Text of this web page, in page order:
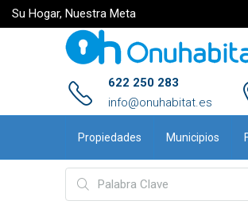
Su Hogar, Nuestra Meta
622 250 283
info@onuhabitat.es
Propiedades Municipios